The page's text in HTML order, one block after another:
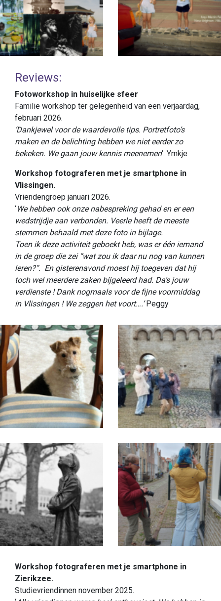
Reviews:
Fotoworkshop in huiselijke sfeer
Familie workshop ter gelegenheid van een verjaardag,
februari 2026.
‘Dankjewel voor de waardevolle tips. Portretfoto’s
maken en de belichting hebben we niet eerder zo
bekeken. We gaan jouw kennis meenemen‘. Ymkje
Workshop fotograferen met je smartphone in
Vlissingen.
Vriendengroep januari 2026.
‘We hebben ook onze nabespreking gehad en er een
wedstrijdje aan verbonden. Veerle heeft de meeste
stemmen behaald met deze foto in bijlage.
Toen ik deze activiteit geboekt heb, was er één iemand
in de groep die zei “wat zou ik daar nu nog van kunnen
leren?”. En gisterenavond moest hij toegeven dat hij
toch wel meerdere zaken bijgeleerd had. Da’s jouw
verdienste !Dank nogmaals voor de fijne voormiddag
in Vlissingen ! We zeggen het voort….’Peggy
Workshop fotograferen met je smartphone in
Zierikzee.
Studievriendinnen november 2025.